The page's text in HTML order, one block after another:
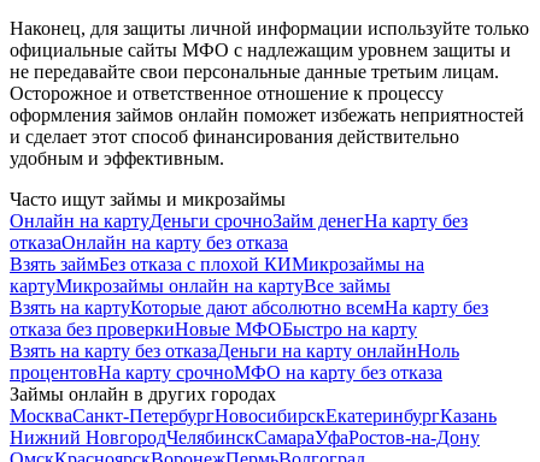
Наконец, для защиты личной информации используйте только
официальные сайты МФО с надлежащим уровнем защиты и
не передавайте свои персональные данные третьим лицам.
Осторожное и ответственное отношение к процессу
оформления займов онлайн поможет избежать неприятностей
и сделает этот способ финансирования действительно
удобным и эффективным.
Часто ищут займы и микрозаймы
Онлайн на картуДеньги срочноЗайм денегНа карту без
отказаОнлайн на карту без отказа
Взять займБез отказа с плохой КИМикрозаймы на
картуМикрозаймы онлайн на картуВсе займы
Взять на картуКоторые дают абсолютно всемНа карту без
отказа без проверкиНовые МФОБыстро на карту
Взять на карту без отказаДеньги на карту онлайнНоль
процентовНа карту срочноМФО на карту без отказа
Займы онлайн в других городах
МоскваСанкт-ПетербургНовосибирскЕкатеринбургКазань
Нижний НовгородЧелябинскСамараУфаРостов-на-Дону